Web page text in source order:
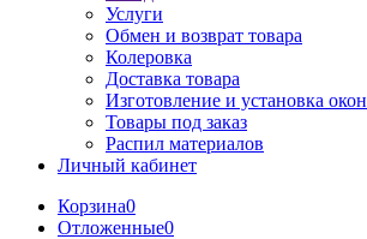
Услуги
Обмен и возврат товара
Колеровка
Доставка товара
Изготовление и установка окон
Товары под заказ
Распил материалов
Личный кабинет
Корзина0
Отложенные0